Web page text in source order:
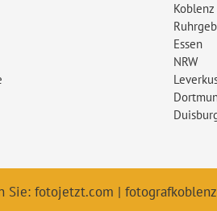
Koblenz
Essen
NRW
Sie: fotojetzt.com |